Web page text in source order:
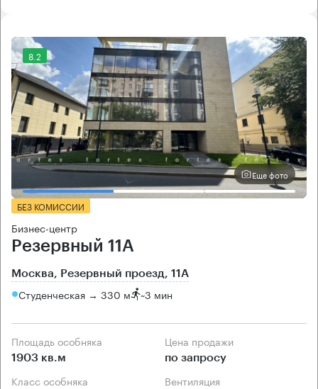
8.2
Еще фото
БЕЗ КОМИССИИ
Бизнес-центр
Резервный 11А
Москва, Резервный проезд, 11А
Студенческая → 330 м ~3 мин
Площадь особняка
1903 кв.м
Цена продажи
по запросу
Класс особняка Вентиляция